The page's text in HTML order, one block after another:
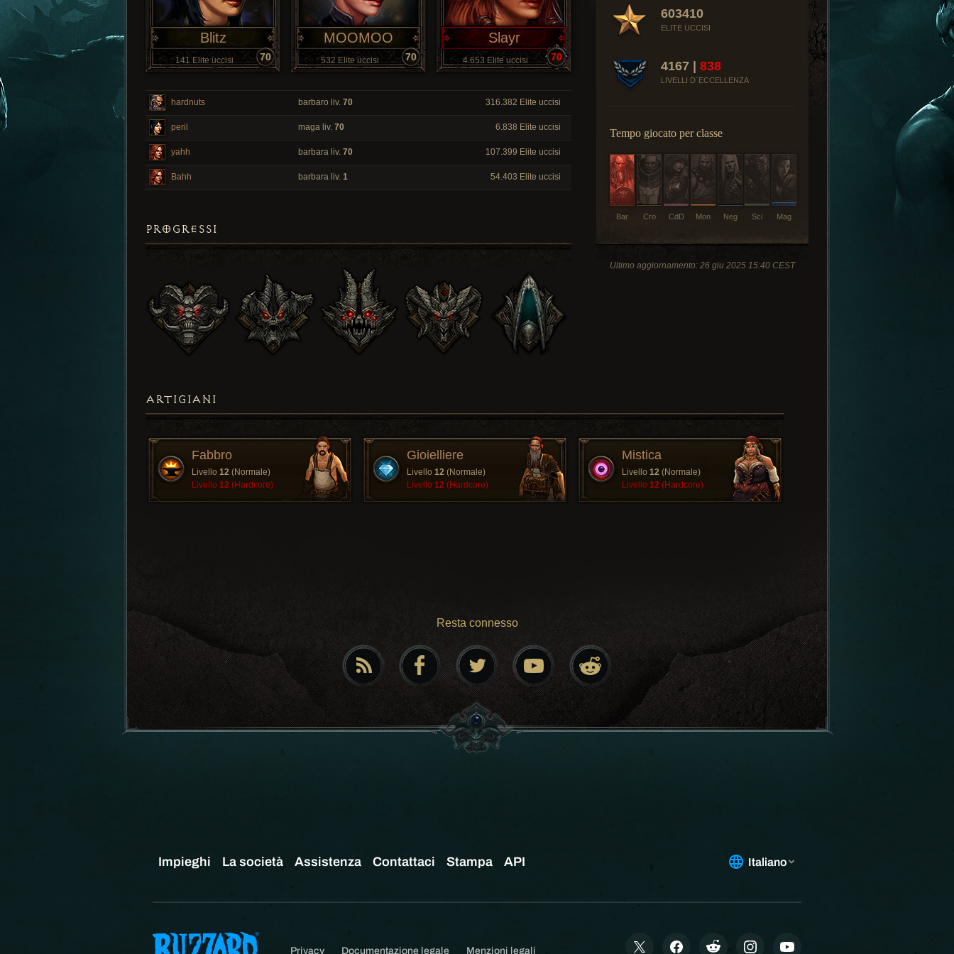
603410
ELITE UCCISI
4167 | 838
LIVELLI D´ECCELLENZA
Tempo giocato per classe
Bar CdD
Cro Mag
Mon Neg Sci
Ultimo aggiornamento: 26 giu 2025 15:40 CEST
Blitz
141 Elite uccisi 70
MOOMOO
532 Elite uccisi 70
Slayr
4.653 Elite uccisi 70
hardnuts barbaro liv. 70 316.382 Elite uccisi
peril maga liv. 70 6.838 Elite uccisi
yahh barbara liv. 70 107.399 Elite uccisi
Bahh barbara liv. 1 54.403 Elite uccisi
PROGRESSI
ARTIGIANI
Fabbro
Livello 12 (Normale)
Livello 12 (Hardcore)
Gioielliere
Livello 12 (Normale)
Livello 12 (Hardcore)
Mistica
Livello 12 (Normale)
Livello 12 (Hardcore)
Resta connesso